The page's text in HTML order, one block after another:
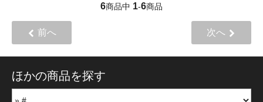
6商品中 1-6商品
前へ 次へ
ほかの商品を探す